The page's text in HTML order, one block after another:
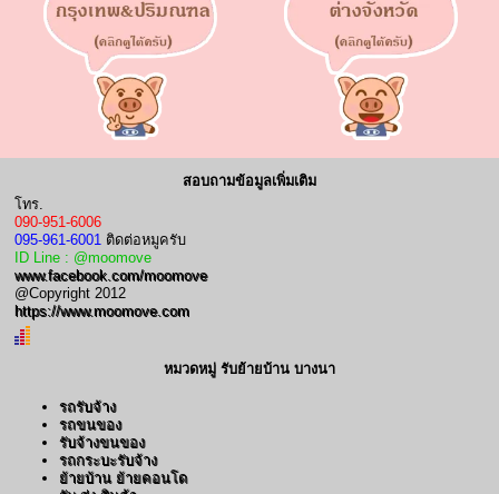
สอบถามข้อมูลเพิ่มเติม
โทร.
090-951-6006
095-961-6001 ติดต่อหมูครับ
ID Line : @moomove
www.facebook.com/moomove
@Copyright 2012
https://www.moomove.com
หมวดหมู่ รับย้ายบ้าน บางนา
รถรับจ้าง
รถขนของ
รับจ้างขนของ
รถกระบะรับจ้าง
ย้ายบ้าน ย้ายคอนโด